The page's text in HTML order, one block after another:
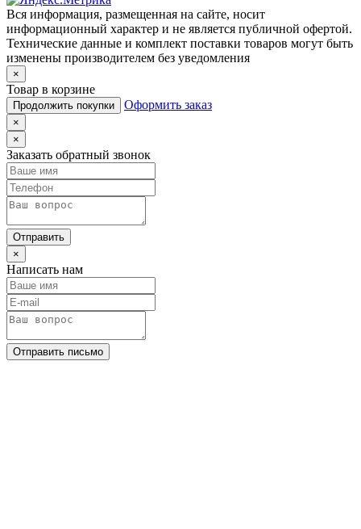
Вся информация, размещенная на сайте, носит
информационный характер и не является публичной офертой.
Технические данные и комплект поставки товаров могут быть
изменены производителем без уведомления
×
Товар в корзине
Продолжить покупки Оформить заказ
×
×
Заказать обратный звонок
Отправить
×
Написать нам
Отправить письмо